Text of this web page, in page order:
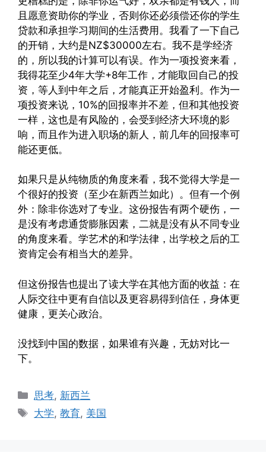
且愿意资助你的学业，否则你还必须偿还你的学生
贷款和承担学习期间的生活费用。我看了一下自己
的开销，大约是NZ$30000左右。我不是学经济
的，所以我的计算可以有误。作为一项投资来看，
我得花至少4年大学+8年工作，才能取回自己的投
资，等人到中年之后，才能真正开始盈利。作为一
项投资来说，10%的回报率并不差，但和其他投资
一样，这也是有风险的，会受到经济大环境的影
响，而且作为进入职场的新人，前几年的回报率可
能还更低。
如果只是从纯物质的角度来看，我不觉得大学是一
个很好的投资（至少在新西兰如此）。但有一个例
外：除非你选对了专业。这份报告有两个硬伤，一
是没有考虑通货膨胀因素，二就是没有从不同专业
的角度来看。学艺术的和学法律，出学校之后的工
资肯定会有相当大的差异。
但这份报告也提出了读大学在其他方面的收益：在
人际交往中更有自信以及更容易得到信任，身体更
健康，更关心政治。
没找到中国的数据，如果谁有兴趣，无妨对比一
下。
Categories
思考, 新西兰
Tags
大学,教育, 美国